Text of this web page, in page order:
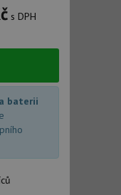
s DPH
baterii